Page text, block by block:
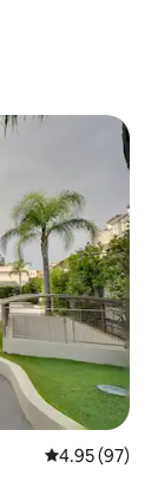
レビュー97
4.95 (97)